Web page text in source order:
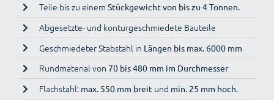
Teile bis zu einem Stückgewicht von bis zu 4 Tonnen.
Abgesetzte- und konturgeschmiedete Bauteile
Geschmiedeter Stabstahl in Längen bis max. 6000 mm
Rundmaterial von 70 bis 480 mm im Durchmesser
Flachstahl:max. 550 mm breit und min. 25 mm hoch.